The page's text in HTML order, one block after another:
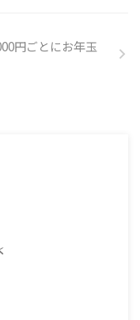
円ごとにお年玉